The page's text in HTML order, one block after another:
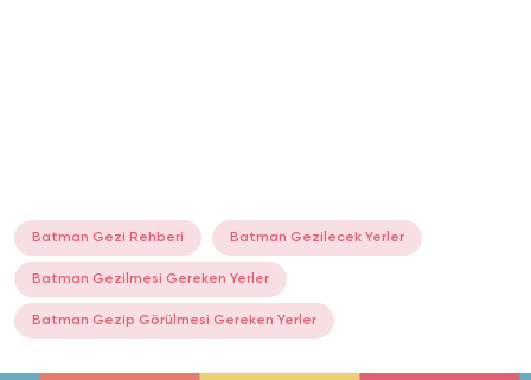
Batman Gezi Rehberi Batman Gezilecek Yerler
Batman Gezilmesi Gereken Yerler
Batman Gezip Görülmesi Gereken Yerler